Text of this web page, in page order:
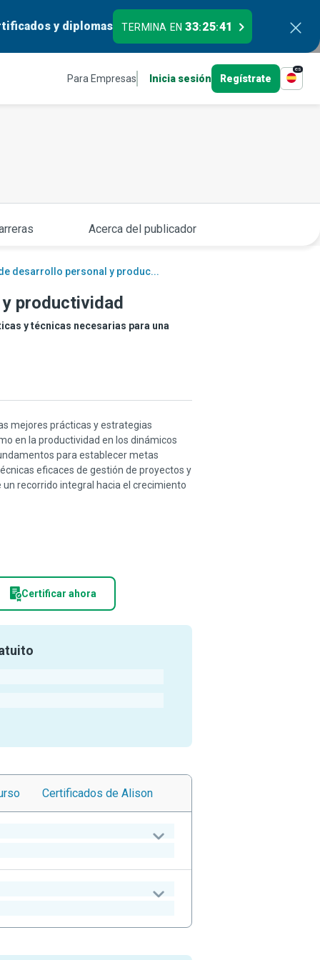
y diplomas TERMINA EN33:25:40
Para Empresas Inicia sesión Regístrate
es
Acerca del publicador
desarrollo personal y produc...
productividad
y técnicas necesarias para una
mejores prácticas y estrategias
en la productividad en los dinámicos
para establecer metas
eficaces de gestión de proyectos y
recorrido integral hacia el crecimiento
Certificar ahora
Certificados de Alison